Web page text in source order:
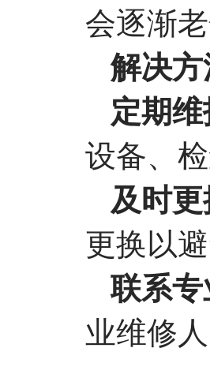
会逐渐
解决
定期
设备、
及时
更换以
联系
业维修